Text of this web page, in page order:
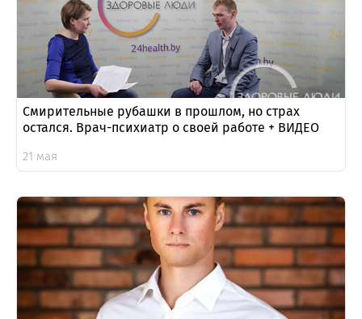
Смирительные рубашки в прошлом, но страх
остался. Врач-психиатр о своей работе + ВИДЕО
21 мая